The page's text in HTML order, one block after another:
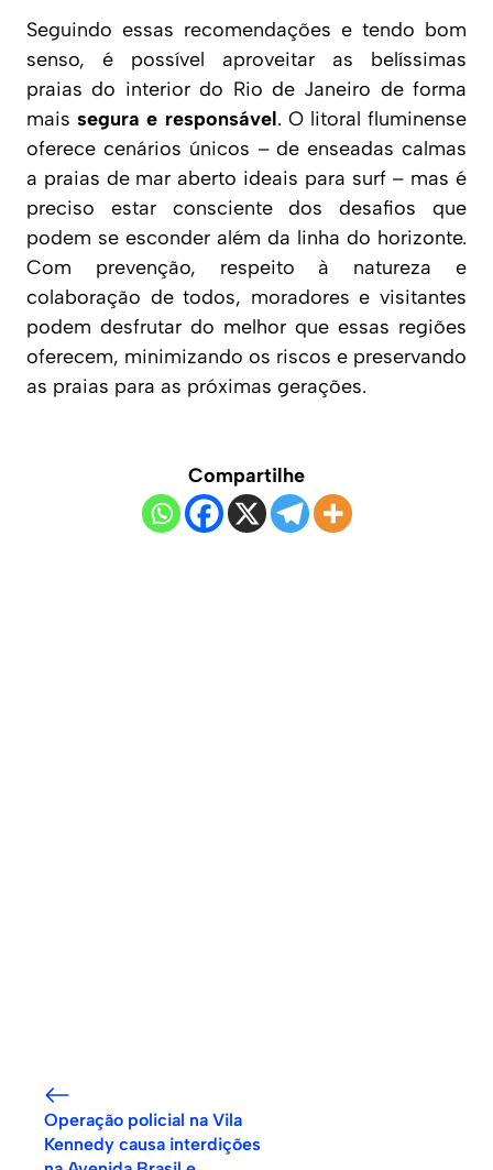
Seguindo essas recomendações e tendo bom
senso, é possível aproveitar as belíssimas
praias do interior do Rio de Janeiro de forma
maissegura e responsável. O litoral fluminense
oferece cenários únicos – de enseadas calmas
a praias de mar aberto ideais para surf – mas é
preciso estar consciente dos desafios que
podem se esconder além da linha do horizonte.
Com prevenção, respeito à natureza e
colaboração de todos, moradores e visitantes
podem desfrutar do melhor que essas regiões
oferecem, minimizando os riscos e preservando
as praias para as próximas gerações.
Compartilhe
Operação policial na Vila
Kennedy causa interdições